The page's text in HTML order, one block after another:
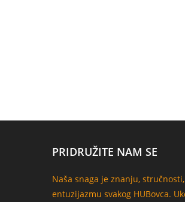
PRIDRUŽITE NAM SE
Naša snaga je znanju,
entuzijazmu svakog HUBovca.